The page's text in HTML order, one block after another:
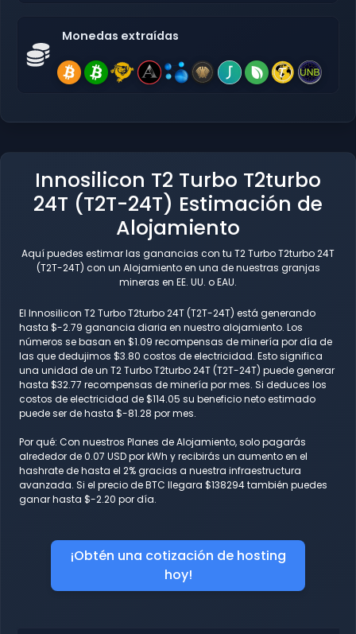
Monedas extraídas
Innosilicon T2 Turbo T2turbo
24T (T2T-24T) Estimación de
Alojamiento
Aquí puedes estimar las ganancias con tu T2 Turbo T2turbo 24T
(T2T-24T) con un Alojamiento en una de nuestras granjas
mineras en EE. UU. o EAU.
El Innosilicon T2 Turbo T2turbo 24T (T2T-24T) está generando
hasta $-2.79 ganancia diaria en nuestro alojamiento. Los
números se basan en $1.09 recompensas de minería por día de
las que dedujimos $3.80 costos de electricidad. Esto significa
una unidad de un T2 Turbo T2turbo 24T (T2T-24T) puede generar
hasta $32.77 recompensas de minería por mes. Si deduces los
costos de electricidad de $114.05 su beneficio neto estimado
puede ser de hasta $-81.28 por mes.
Por qué: Con nuestros Planes de Alojamiento, solo pagarás
alrededor de 0.07 USD por kWh y recibirás un aumento en el
hashrate de hasta el 2% gracias a nuestra infraestructura
avanzada. Si el precio de BTC llegara $138294 también puedes
ganar hasta $-2.20 por día.
¡Obtén una cotización de hosting
hoy!